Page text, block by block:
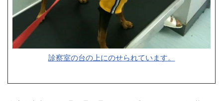
診察室の台の上にのせられています。